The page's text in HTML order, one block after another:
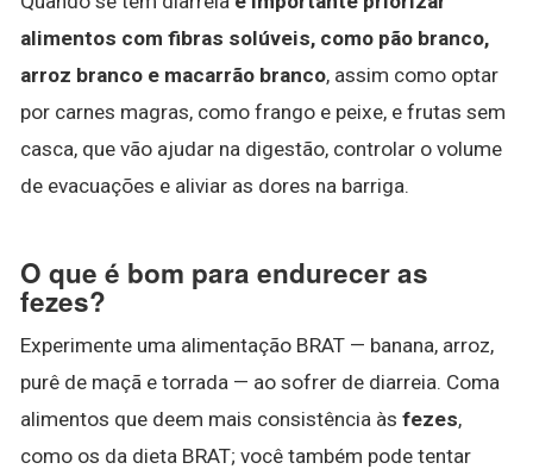
alimentos com fibras solúveis, como pão branco,
arroz branco e macarrão branco, assim como optar
por carnes magras, como frango e peixe, e frutas sem
casca, que vão ajudar na digestão, controlar o volume
de evacuações e aliviar as dores na barriga.
O que é bom para endurecer as
fezes?
Experimente uma alimentação BRAT — banana, arroz,
purê de maçã e torrada — ao sofrer de diarreia. Coma
alimentos que deem mais consistência às fezes,
como os da dieta BRAT; você também pode tentar